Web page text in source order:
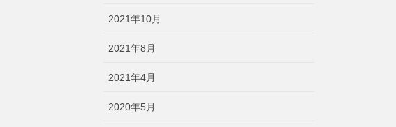
2021年10月
2021年8月
2021年4月
2020年5月